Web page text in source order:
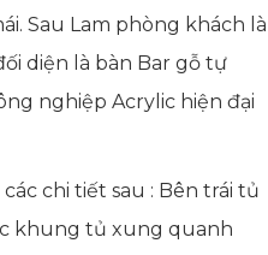
Sau Lam phòng khách là
diện là bàn Bar gỗ tự
nghiệp Acrylic hiện đại
chi tiết sau : Bên trái tủ
khung tủ xung quanh